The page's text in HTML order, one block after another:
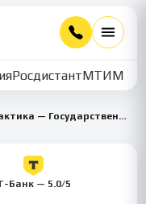
РосдистантМТИММУ
Учебная практика — Государственное и муниципальное управление
Банк — 5.0/5